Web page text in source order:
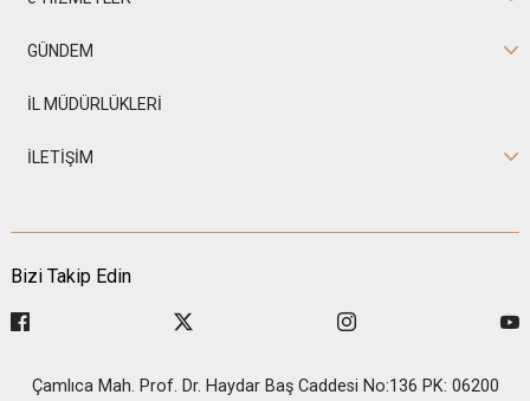
GÜNDEM
İL MÜDÜRLÜKLERİ
İLETİŞİM
Bizi Takip Edin
Çamlıca Mah. Prof. Dr. Haydar Baş Caddesi No:136 PK: 06200